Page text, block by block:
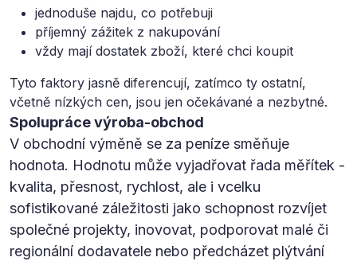
jednoduše najdu, co potřebuji
příjemný zážitek z nakupování
vždy mají dostatek zboží, které chci koupit
Tyto faktory jasně diferencují, zatímco ty ostatní,
včetně nízkých cen, jsou jen očekávané a nezbytné.
Spolupráce výroba-obchod
V obchodní výměně se za peníze směňuje
hodnota. Hodnotu může vyjadřovat řada měřítek -
kvalita, přesnost, rychlost, ale i vcelku
sofistikované záležitosti jako schopnost rozvíjet
společné projekty, inovovat, podporovat malé či
regionální dodavatele nebo předcházet plýtvání